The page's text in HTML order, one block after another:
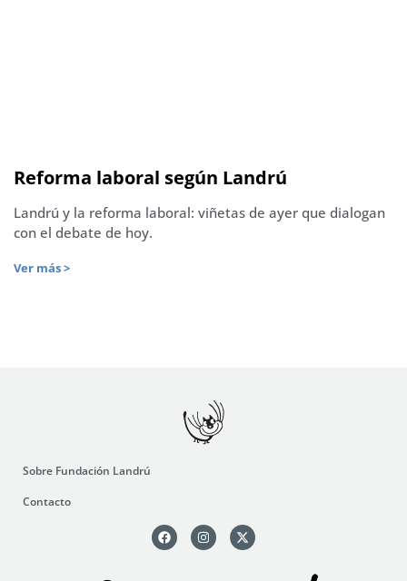
Reforma laboral según Landrú
Landrú y la reforma laboral: viñetas de ayer que dialogan
con el debate de hoy.
Ver más >
Sobre Fundación Landrú
Contacto